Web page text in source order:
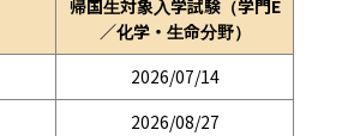
帰国生対象入学試験（学門E
／化学・生命分野）
2026/07/14
2026/08/27